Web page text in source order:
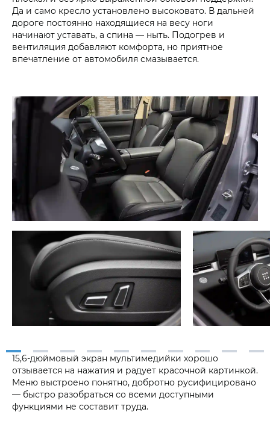
Да и само кресло установлено высоковато. В дальней
дороге постоянно находящиеся на весу ноги
начинают уставать, а спина — ныть. Подогрев и
вентиляция добавляют комфорта, но приятное
впечатление от автомобиля смазывается.
15,6-дюймовый экран мультимедийки хорошо
отзывается на нажатия и радует красочной картинкой.
Меню выстроено понятно, добротно русифицировано
— быстро разобраться со всеми доступными
функциями не составит труда.